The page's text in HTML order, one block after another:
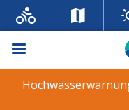
Menü
La